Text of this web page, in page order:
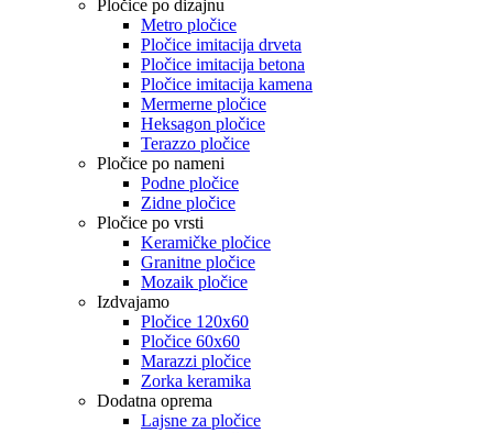
Pločice po dizajnu
Metro pločice
Pločice imitacija drveta
Pločice imitacija betona
Pločice imitacija kamena
Mermerne pločice
Heksagon pločice
Terazzo pločice
Pločice po nameni
Podne pločice
Zidne pločice
Pločice po vrsti
Keramičke pločice
Granitne pločice
Mozaik pločice
Izdvajamo
Pločice 120x60
Pločice 60x60
Marazzi pločice
Zorka keramika
Dodatna oprema
Lajsne za pločice